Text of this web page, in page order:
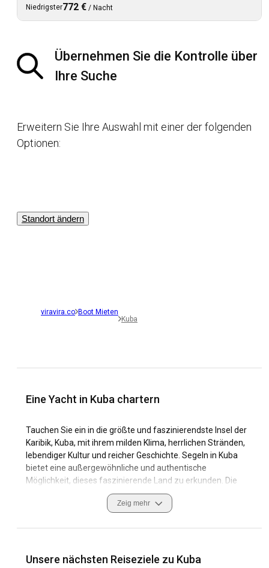
Niedrigster772 € / Nacht
Übernehmen Sie die Kontrolle über
Ihre Suche
Erweitern Sie Ihre Auswahl mit einer der folgenden
Optionen:
Standort ändern
viravira.co Boot Mieten
Kuba
Eine Yacht in Kuba chartern
Tauchen Sie ein in die größte und faszinierendste Insel der
Karibik, Kuba, mit ihrem milden Klima, herrlichen Stränden,
lebendiger Kultur und reicher Geschichte. Segeln in Kuba
bietet eine außergewöhnliche und authentische
Möglichkeit, dieses faszinierende Land zu erkunden. Die
kubanische Küste ist für ihre zeitliche Schönheit bekannt
und bietet glitzerndes blaues Wasser, unberührte Strände
bietet Kuba Seglern eine Vielzahl faszinierender und
Segelkultur und hochmoderne Yachthäfen. Auch die
Zeig mehr
Unsere nächsten Reiseziele zu Kuba